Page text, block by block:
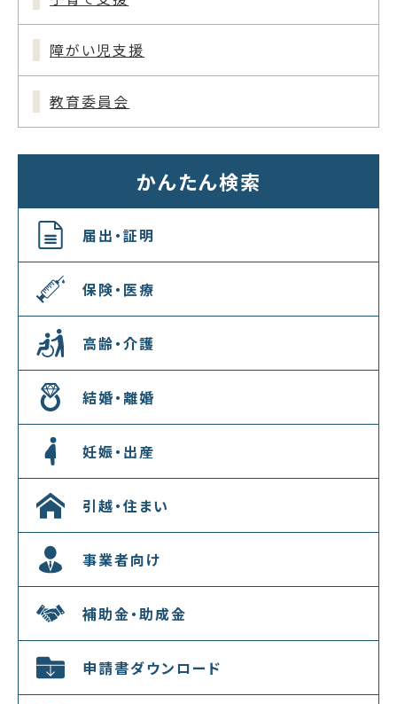
障がい児支援
教育委員会
かんたん検索
届出・証明
保険・医療
高齢・介護
結婚・離婚
妊娠・出産
引越・住まい
事業者向け
補助金・助成金
申請書ダウンロード